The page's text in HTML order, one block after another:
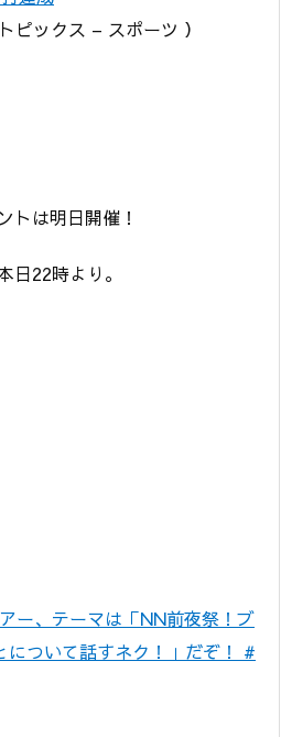
ピックス – スポーツ ）
トは明日開催！
22時より。
ー、テーマは「NN前夜祭！ブ
について話すネク！」だぞ！ #